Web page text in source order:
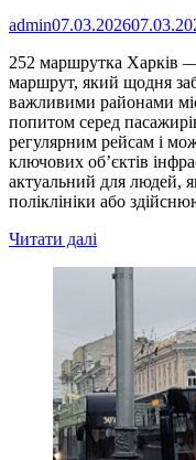
admin07.03.2026
252 маршрутка Харків
маршрут, який щодня
важливими районами
попитом серед
регулярним рейсам і
ключових об’єктів
актуальний для людей,
поліклініки або
Читати далі